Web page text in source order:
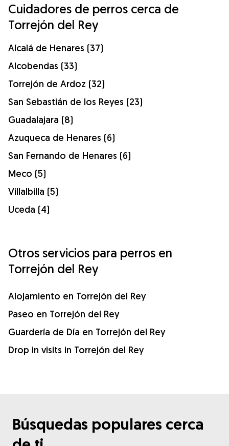
Cuidadores de perros cerca de
Torrejón del Rey
Alcalá de Henares (37)
Alcobendas (33)
Torrejón de Ardoz (32)
San Sebastián de los Reyes (23)
Guadalajara (8)
Azuqueca de Henares (6)
San Fernando de Henares (6)
Meco (5)
Villalbilla (5)
Uceda (4)
Otros servicios para perros en
Torrejón del Rey
Alojamiento en Torrejón del Rey
Paseo en Torrejón del Rey
Guardería de Día en Torrejón del Rey
Drop in visits in Torrejón del Rey
Búsquedas populares cerca